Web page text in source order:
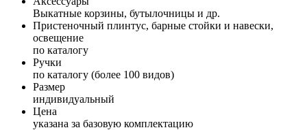
Выкатные корзины, бутылочницы и др.
Пристеночный плинтус, барные стойки и навески,
освещение
по каталогу
Ручки
по каталогу (более 100 видов)
Размер
индивидуальный
Цена
указана за базовую комплектацию